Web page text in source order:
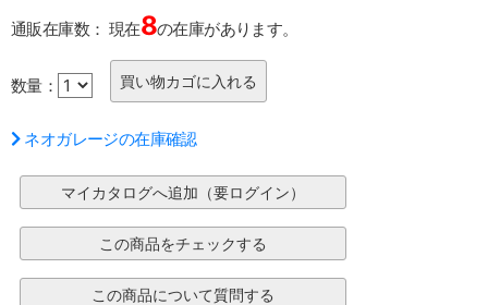
通販在庫数： 現在8の在庫があります。
数量：
ネオガレージの在庫確認